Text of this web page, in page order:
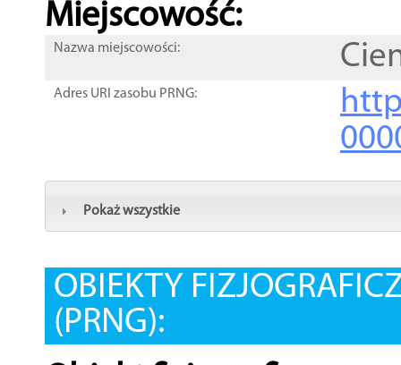
Miejscowość:
Nazwa miejscowości:
Adres URI zasobu PRNG:
Pokaż wszystkie
OBIEKTY
(PRNG):